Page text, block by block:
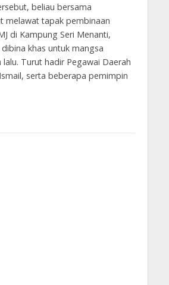
beliau bersama
melawat tapak pembinaan
di Kampung Seri Menanti,
khas untuk mangsa
lalu. Turut hadir Pegawai Daerah
serta beberapa pemimpin